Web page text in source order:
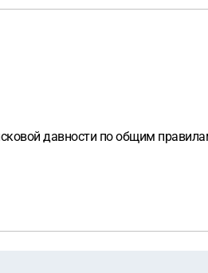
давности по общим